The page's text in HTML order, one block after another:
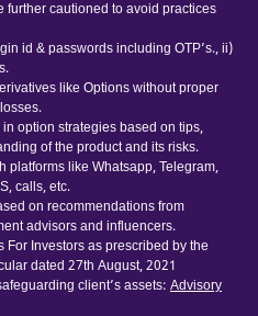
further cautioned to avoid practices
id & passwords including OTP’s., ii)
like Options without proper
option strategies based on tips,
of the product and its risks.
platforms like Whatsapp, Telegram,
calls, etc.
on recommendations from
advisors and influencers.
Investors as prescribed by the
dated 27th August, 2021
client’s assets: Advisory